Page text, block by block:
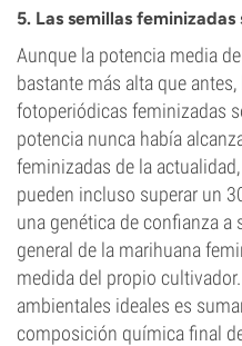
5. Las semillas
Aunque la potencia media
bastante más alta que
fotoperiódicas feminizadas
potencia nunca había
feminizadas de la
pueden incluso superar un
una genética de confianza a
general de la marihuana
medida del propio
ambientales ideales es
composición química final